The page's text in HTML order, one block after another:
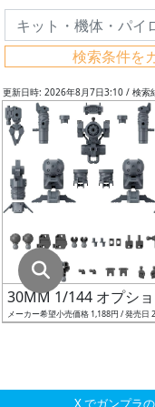
検索条件を
グ
レ
ス
ケ
ー
成
形
更新日時: 2026年8月7日3:10 / 検索
30MM 1/144 オプシ
メーカー希望小売価格 1,188円 / 発売日
X でガンプラ